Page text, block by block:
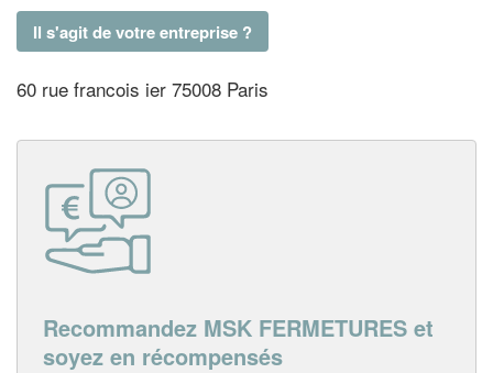
Il s'agit de votre entreprise ?
60 rue francois ier 75008 Paris
Recommandez MSK FERMETURES et
soyez en récompensés